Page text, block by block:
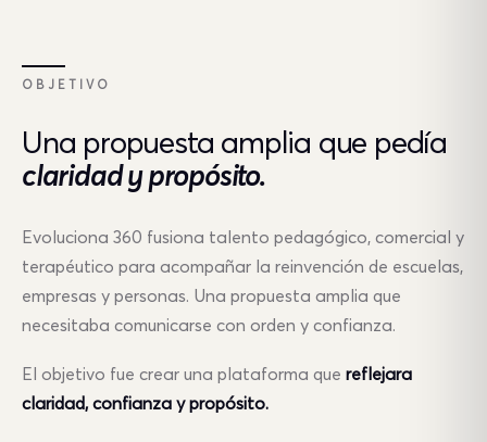
OBJETIVO
Una propuesta amplia que pedía
claridad y propósito.
Evoluciona 360 fusiona talento pedagógico, comercial y
terapéutico para acompañar la reinvención de escuelas,
empresas y personas. Una propuesta amplia que
necesitaba comunicarse con orden y confianza.
El objetivo fue crear una plataforma que reflejara
claridad, confianza y propósito.